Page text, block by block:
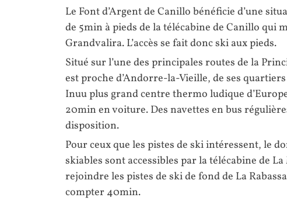
Le Font d’Argent de Canillo bénéficie d’une
de 5min à pieds de la télécabine de Canillo qui
Grandvalira. L’accès se fait donc ski aux pieds.
Situé sur l’une des principales routes de la
est proche d’Andorre-la-Vieille, de ses
Inuu plus grand centre thermo ludique
20min en voiture. Des navettes en bus
disposition.
Pour ceux que les pistes de ski intéressent, le
skiables sont accessibles par la télécabine de
rejoindre les pistes de ski de fond de La
compter 40min.